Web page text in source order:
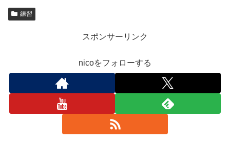
練習
スポンサーリンク
nicoをフォローする